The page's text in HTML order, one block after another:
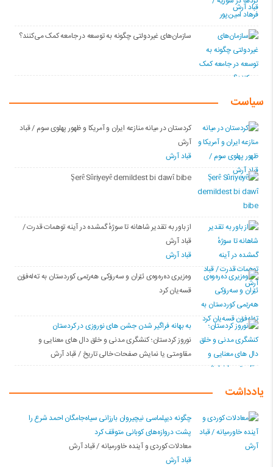
سازمان‌های غیردولتی چگونه به توسعه در جامعه کمک می‌کنند؟
سیاست
کردستان در میانه منازعە ایران و آمریکا و ظهور پهلوی سوم / قباد
آرش
قباد آرش
Şerê Sûriyeyê demildest bi dawî bibe
از باور بە تقدیر شاهانه تا سوژهٔ گمشده در آینه توهمات قدرت /
قباد آرش
قباد آرش
وەزیری دەرەوەی ئێران و سەرۆکی هەرێمی کوردستان بە تەلەفۆن
قسەیان کرد
به بهانه فراگیر شدن جشن های نوروزی در کردستان
نوروز کردستان؛ کنشگری مدنی و خلق دال های معنایی و
مقاومتی یا نمایش صفحات خالی تاریخ / قباد آرش
یادداشت
چگونه دیپلماسی نیچیروان بارزانی سیاەجامگان احمد شرع را
پشت دروازەهای کوبانی متوقف کرد
معادلات کوردی و آینده خاورمیانه / قباد آرش
قباد آرش